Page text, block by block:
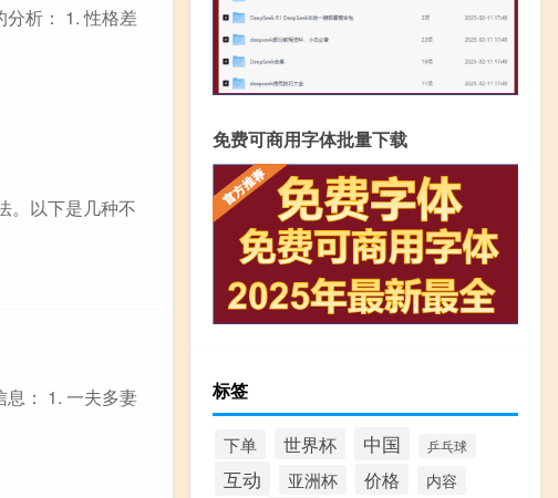
析： 1. 性格差
。以下是几种不
： 1. 一夫多妻
免费可商用字体批量下载
标签
下单 世界杯 中国 乒乓球
互动 亚洲杯 价格 内容